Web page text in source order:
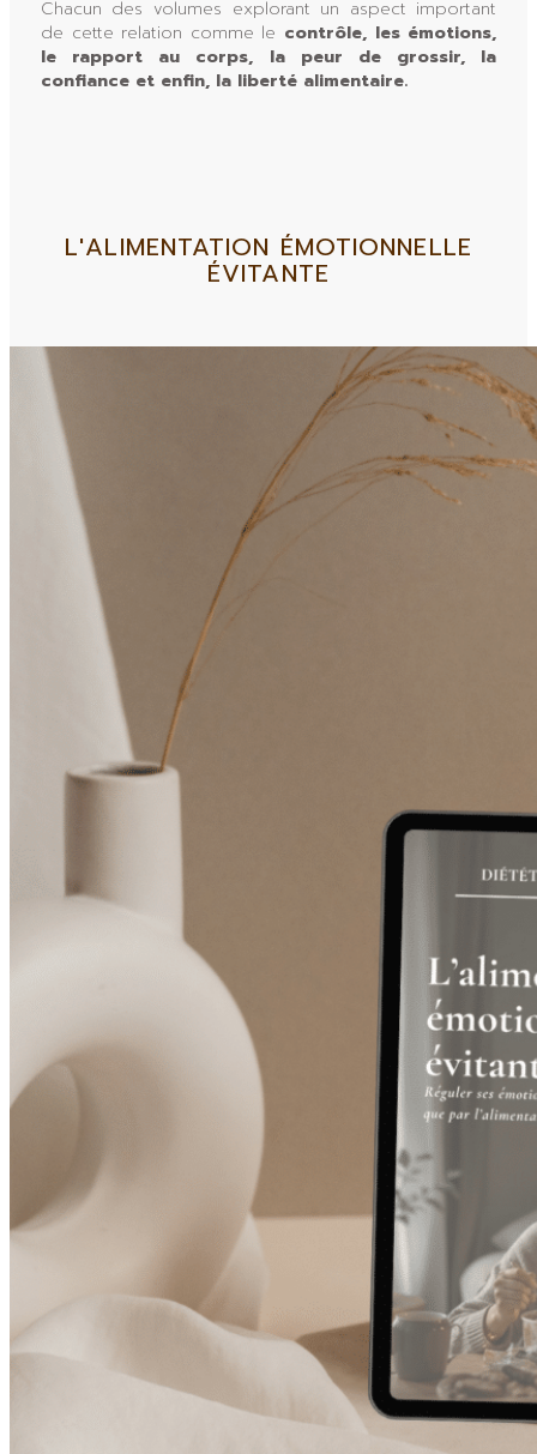
Chacun des volumes explorant un aspect important
de cette relation comme le contrôle, les émotions,
le rapport au corps, la peur de grossir, la
confiance et enfin, la liberté alimentaire.
L'ALIMENTATION ÉMOTIONNELLE
ÉVITANTE